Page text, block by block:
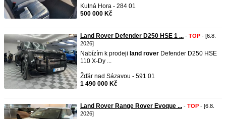
Kutná Hora - 284 01
500 000 Kč
Land Rover Defender D250 HSE 1 ... - TOP - [6.8.
2026]
Nabízím k prodeji land rover Defender D250 HSE
110 X-Dy ...
Žďár nad Sázavou - 591 01
1 490 000 Kč
Land Rover Range Rover Evoque ... - TOP - [6.8.
2026]